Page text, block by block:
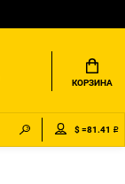
КОРЗИНА
$ =81.41 ₽